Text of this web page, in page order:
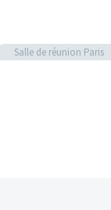
Salle de réunion Paris